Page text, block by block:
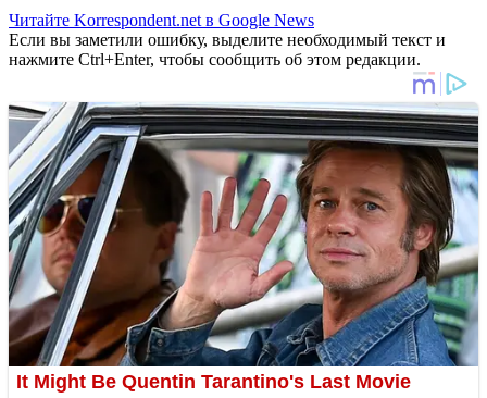
Читайте Korrespondent.net в Google News
Если вы заметили ошибку, выделите необходимый текст и
нажмите Ctrl+Enter, чтобы сообщить об этом редакции.